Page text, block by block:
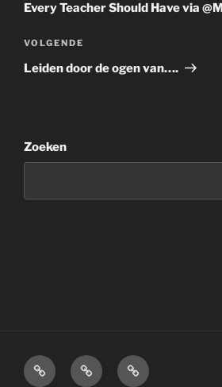
Every Teacher Should Have via
Volgend
bericht
VOLGENDE
Leiden door de ogen van….
Zoeken
Home
Over
Disclaimer.